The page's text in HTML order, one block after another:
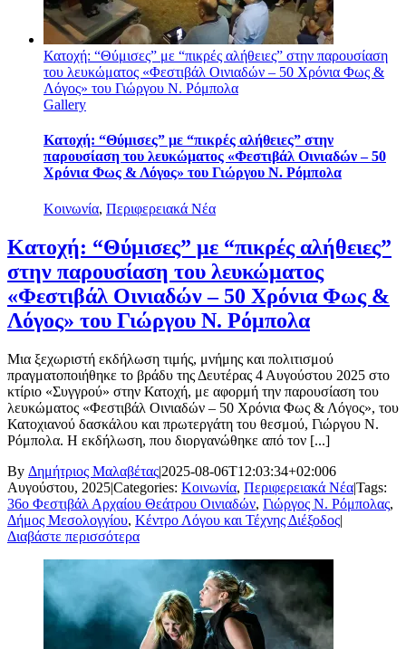
Κατοχή: “Θύμισες” με “πικρές αλήθειες” στην παρουσίαση
του λευκώματος «Φεστιβάλ Οινιαδών – 50 Χρόνια Φως &
Λόγος» του Γιώργου Ν. Ρόμπολα
Gallery
Κατοχή: “Θύμισες” με “πικρές αλήθειες” στην
παρουσίαση του λευκώματος «Φεστιβάλ Οινιαδών – 50
Χρόνια Φως & Λόγος» του Γιώργου Ν. Ρόμπολα
Κοινωνία, Περιφερειακά Νέα
Κατοχή: “Θύμισες” με “πικρές αλήθειες”
στην παρουσίαση του λευκώματος
«Φεστιβάλ Οινιαδών – 50 Χρόνια Φως &
Λόγος» του Γιώργου Ν. Ρόμπολα
Μια ξεχωριστή εκδήλωση τιμής, μνήμης και πολιτισμού
πραγματοποιήθηκε το βράδυ της Δευτέρας 4 Αυγούστου 2025 στο
κτίριο «Συγγρού» στην Κατοχή, με αφορμή την παρουσίαση του
λευκώματος «Φεστιβάλ Οινιαδών – 50 Χρόνια Φως & Λόγος», του
Κατοχιανού δασκάλου και πρωτεργάτη του θεσμού, Γιώργου Ν.
Ρόμπολα. Η εκδήλωση, που διοργανώθηκε από τον [...]
By Δημήτριος Μαλαβέτας|2025-08-06T12:03:34+02:006
Αυγούστου, 2025|Categories: Κοινωνία, Περιφερειακά Νέα|Tags:
36ο Φεστιβάλ Αρχαίου Θεάτρου Οινιαδών, Γιώργος Ν. Ρόμπολας,
Δήμος Μεσολογγίου, Κέντρο Λόγου και Τέχνης Διέξοδος|
Διαβάστε περισσότερα